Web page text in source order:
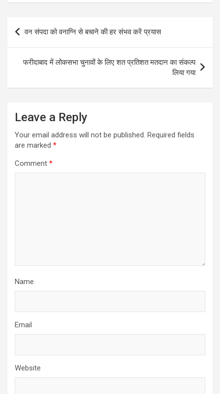
Post
navigation
वन संपदा को वनाग्नि से बचाने की हर संभव करें प्रयास
फरीदाबाद में लोकसभा चुनावों के लिए शत प्रतिशत मतदान का संकल्प
लिया गया
Leave a Reply
Your email address will not be published. Required fields
are marked *
Comment *
Name
Email
Website